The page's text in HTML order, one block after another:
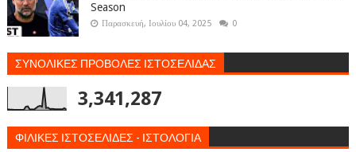
Season
Παρασκευή, Ιουλίου 04, 2025 0
ΣΥΝΟΛΙΚΕΣ ΠΡΟΒΟΛΕΣ ΙΣΤΟΣΕΛΙΔΑΣ
3,341,287
ΦΙΛΙΚΕΣ ΙΣΤΟΣΕΛΙΔΕΣ - ΙΣΤΟΛΟΓΙΑ